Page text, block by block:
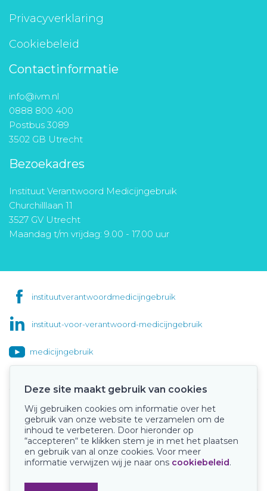
Privacyverklaring
Cookiebeleid
Contactinformatie
info@ivm.nl
0888 800 400
Postbus 3089
3502 GB Utrecht
Bezoekadres
Instituut Verantwoord Medicijngebruik
Churchilllaan 11
3527 GV Utrecht
Maandag t/m vrijdag: 9.00 - 17.00 uur
instituutverantwoordmedicijngebruik
instituut-voor-verantwoord-medicijngebruik
medicijngebruik
Onze keurmerken
Deze site maakt gebruik van cookies
Wij gebruiken cookies om informatie over het
gebruik van onze website te verzamelen om de
inhoud te verbeteren. Door hieronder op
“accepteren“ te klikken stem je in met het plaatsen
en gebruik van al onze cookies. Voor meer
informatie verwijzen wij je naar ons cookiebeleid.